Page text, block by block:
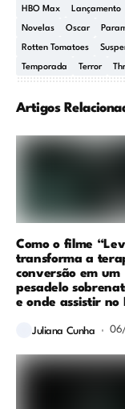
HBO Max Lançamento
Novelas Oscar
Rotten Tomatoes
Temporada Terror
Artigos
Como o filme
transforma a
conversão em um
pesadelo
e onde assistir no
Juliana Cunha